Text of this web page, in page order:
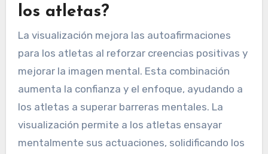
los atletas?
La visualización mejora las autoafirmaciones
para los atletas al reforzar creencias positivas y
mejorar la imagen mental. Esta combinación
aumenta la confianza y el enfoque, ayudando a
los atletas a superar barreras mentales. La
visualización permite a los atletas ensayar
mentalmente sus actuaciones, solidificando los